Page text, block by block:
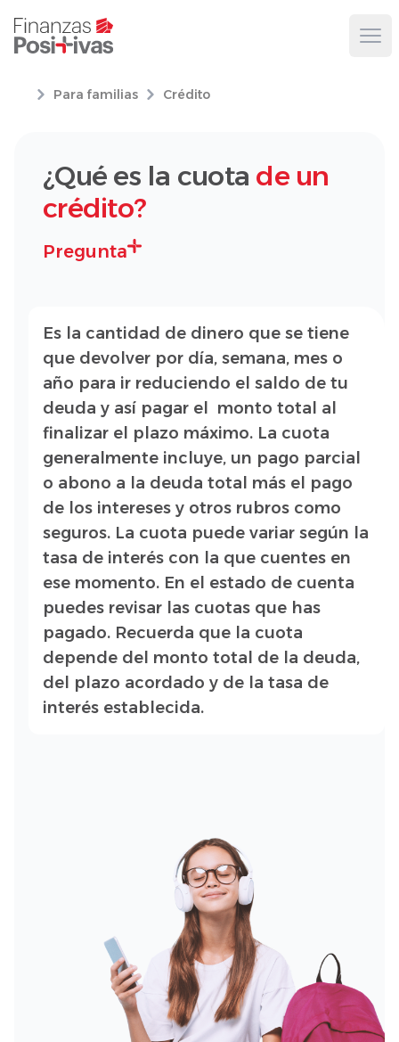
Para familias Crédito
¿Qué es la cuota de un
crédito?
Pregunta
Es la cantidad de dinero que se tiene
que devolver por día, semana, mes o
año para ir reduciendo el saldo de tu
deuda y así pagar el monto total al
finalizar el plazo máximo. La cuota
generalmente incluye, un pago parcial
o abono a la deuda total más el pago
de los intereses y otros rubros como
seguros. La cuota puede variar según la
tasa de interés con la que cuentes en
ese momento. En el estado de cuenta
puedes revisar las cuotas que has
pagado. Recuerda que la cuota
depende del monto total de la deuda,
del plazo acordado y de la tasa de
interés establecida.